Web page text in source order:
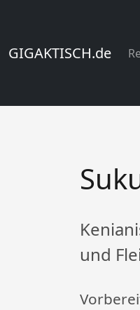
GIGAKTISCH.de
und